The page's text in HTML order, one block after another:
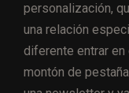
personalización,
una relación
diferente entrar en
montón de